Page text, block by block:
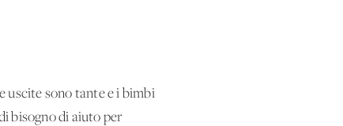
uscite sono tante e i bimbi
bisogno di aiuto per